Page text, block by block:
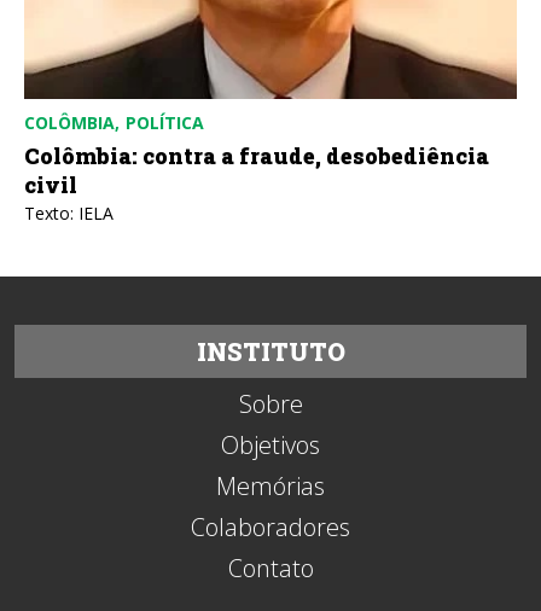
COLÔMBIA POLÍTICA
Colômbia: contra a fraude, desobediência
civil
Texto: IELA
INSTITUTO
Sobre
Objetivos
Memórias
Colaboradores
Contato